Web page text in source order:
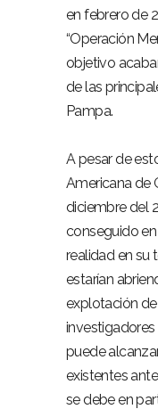
en febrero de
“Operación
objetivo
de las
Pampa.
A pesar de
Americana de
diciembre del
conseguido
realidad en su
estarían
explotación
investigadores
puede
existentes
se debe en